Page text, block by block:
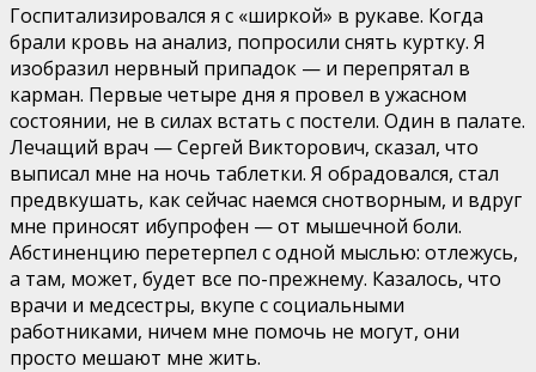
Госпитализировался я с «ширкой» в рукаве. Когда
брали кровь на анализ, попросили снять куртку. Я
изобразил нервный припадок — и перепрятал в
карман. Первые четыре дня я провел в ужасном
состоянии, не в силах встать с постели. Один в палате.
Лечащий врач — Сергей Викторович, сказал, что
выписал мне на ночь таблетки. Я обрадовался, стал
предвкушать, как сейчас наемся снотворным, и вдруг
мне приносят ибупрофен — от мышечной боли.
Абстиненцию перетерпел с одной мыслью: отлежусь,
а там, может, будет все по-прежнему. Казалось, что
врачи и медсестры, вкупе с социальными
работниками, ничем мне помочь не могут, они
просто мешают мне жить.